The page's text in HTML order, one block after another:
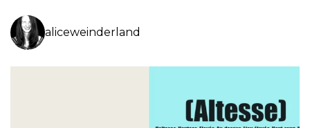
aliceweinderland